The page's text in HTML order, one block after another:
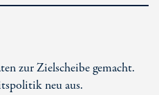
zur Zielscheibe gemacht.
neu aus.